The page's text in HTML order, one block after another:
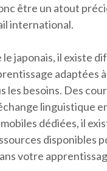
être un atout
international.
le japonais, il existe
adaptées
les besoins. Des
linguistique
dédiées, il
disponibles
votre